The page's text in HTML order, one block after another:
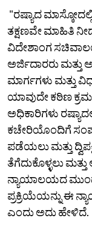
"ರಷ್ಯಾದ
ತಕ್ಷಣವೇ ಮಾಹಿತಿ
ವಿದೇಶಾಂಗ
ಅರ್ಜಿದಾರರು ಮತ್ತು
ಮಾರ್ಗಗಳು ಮತ್ತು
ಯಾವುದೇ ಕಠಿಣ
ಅಧಿಕಾರಿಗಳು
ಕಚೇರಿಯೊಂದಿಗೆ
ಪಡೆಯಲು ಮತ್ತು
ತೆಗೆದುಕೊಳ್ಳಲು
ನ್ಯಾಯಾಲಯದ
ಪ್ರಕ್ರಿಯೆಯನ್ನು ಈ
ಎಂದು ಅದು ಹೇಳಿದೆ.